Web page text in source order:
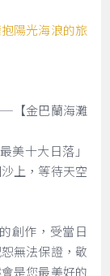
陽光海浪的旅
【金巴蘭海灘
美十大日落」
上，等待天空
創作，受當日
無法保證，敬
是您最美好的